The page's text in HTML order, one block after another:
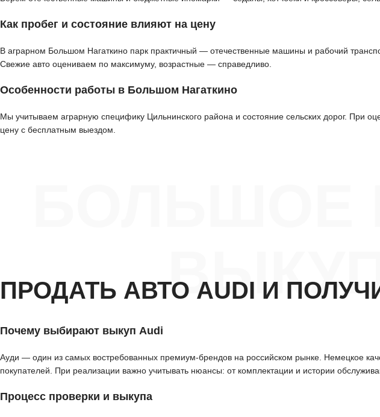
Как пробег и состояние влияют на цену
В аграрном Большом Нагаткино парк практичный — отечественные машины и рабочий
Свежие авто оцениваем по максимуму, возрастные — справедливо.
Особенности работы в Большом Нагаткино
Мы учитываем аграрную специфику Цильнинского района и состояние сельских дорог. При
цену с бесплатным выездом.
ВЫКУП
ПРОДАТЬ АВТО AUDI И
Почему выбирают выкуп Audi
Ауди — один из самых востребованных премиум-брендов на российском рынке. Немецкое
покупателей. При реализации важно учитывать нюансы: от комплектации и истории
Процесс проверки и выкупа